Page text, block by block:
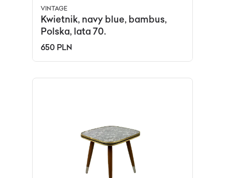
VINTAGE
Kwietnik, navy blue, bambus,
Polska, lata 70.
650 PLN